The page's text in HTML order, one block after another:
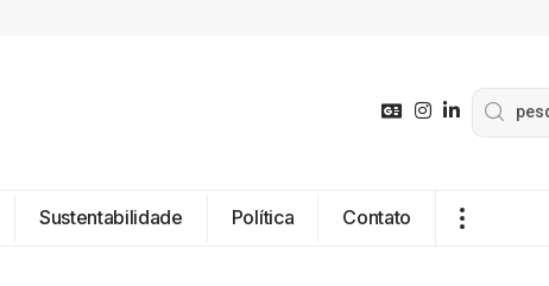
Sustentabilidade Política Contato